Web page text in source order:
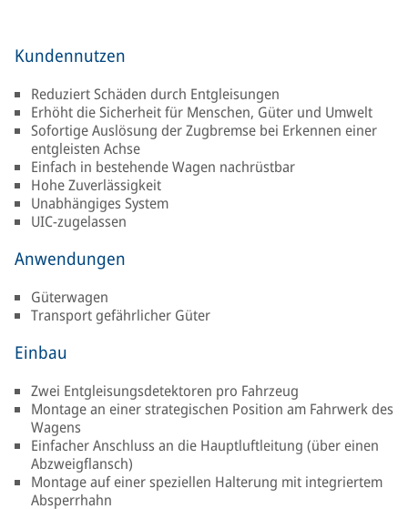
Kundennutzen
Reduziert Schäden durch Entgleisungen
Erhöht die Sicherheit für Menschen, Güter und Umwelt
Sofortige Auslösung der Zugbremse bei Erkennen einer
entgleisten Achse
Einfach in bestehende Wagen nachrüstbar
Hohe Zuverlässigkeit
Unabhängiges System
UIC-zugelassen
Anwendungen
Güterwagen
Transport gefährlicher Güter
Einbau
Zwei Entgleisungsdetektoren pro Fahrzeug
Montage an einer strategischen Position am Fahrwerk des
Wagens
Einfacher Anschluss an die Hauptluftleitung (über einen
Abzweigflansch)
Montage auf einer speziellen Halterung mit integriertem
Absperrhahn